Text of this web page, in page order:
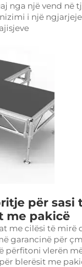
nga një vend në
i një
për sasi
me pakicë
me cilësi të
garancinë për
përfitoni vlerën
blerësit me